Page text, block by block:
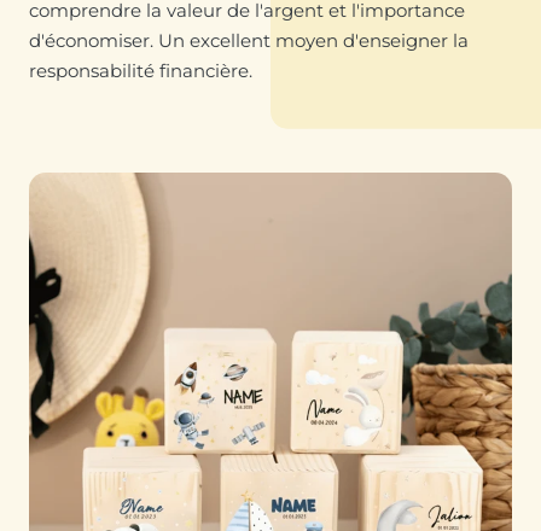
comprendre la valeur de l'argent et l'importance
d'économiser. Un excellent moyen d'enseigner la
responsabilité financière.